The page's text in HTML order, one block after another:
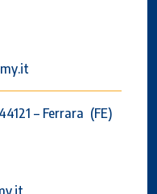
– Ferrara (FE)